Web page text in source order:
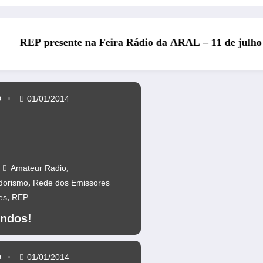
da ARAL – 11 de julho de 2026REP presente no Encontro
Amateur Radio,
, Rede dos Emissores
, REP
01/01/2014
01/01/2014